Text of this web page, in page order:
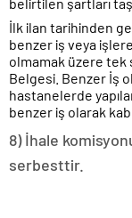
İlk ilan tarihinden
benzer iş veya
olmamak üzere tek
Belgesi. Benzer İş
hastanelerde
benzer iş olarak
8) İhale
serbesttir.